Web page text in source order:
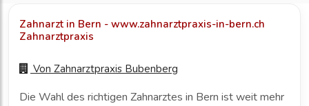
Zahnarzt in Bern - www.zahnarztpraxis-in-bern.ch
Zahnarztpraxis
Von Zahnarztpraxis Bubenberg
Die Wahl des richtigen Zahnarztes in Bern ist weit mehr